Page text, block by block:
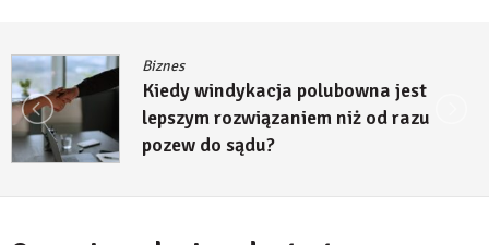
Biznes
Kiedy windykacja polubowna jest
lepszym rozwiązaniem niż od razu
pozew do sądu?